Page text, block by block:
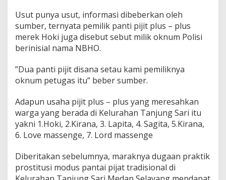
Usut punya usut, informasi dibeberkan oleh
sumber, ternyata pemilik panti pijit plus – plus
merek Hoki juga disebut sebut milik oknum Polisi
berinisial nama NBHO.
”Dua panti pijit disana setau kami pemiliknya
oknum petugas itu” beber sumber.
Adapun usaha pijit plus – plus yang meresahkan
warga yang berada di Kelurahan Tanjung Sari itu
yakni 1.Hoki, 2.Kirana, 3. Lapita, 4. Sagita, 5.Kirana,
6. Love massenge, 7. Lord massenge
Diberitakan sebelumnya, maraknya dugaan praktik
prostitusi modus pantai pijat tradisional di